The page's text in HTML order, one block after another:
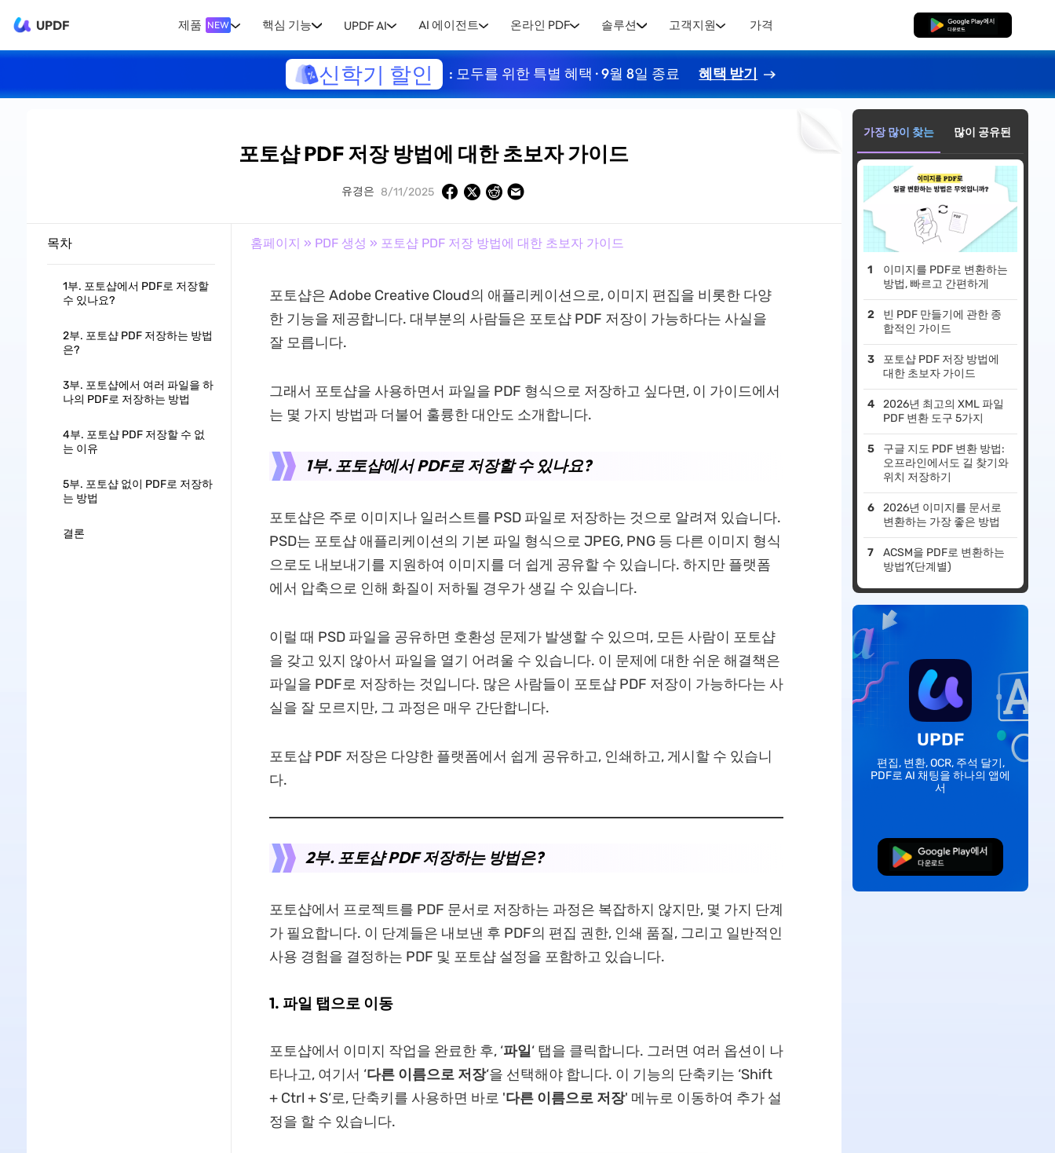
UPDF 제품 NEW 핵심 기능 UPDF AI AI 에이전트 온라인 PDF 솔루션 고객지원 가격 무료로 다운로드
신학기 할인 : 모두를 위한 특별 혜택 · 9월 8일 종료 혜택 받기
포토샵 PDF 저장 방법에 대한 초보자 가이드
유경은 8/11/2025
목차
1부. 포토샵에서 PDF로 저장할
수 있나요?
2부. 포토샵 PDF 저장하는 방법
은?
3부. 포토샵에서 여러 파일을 하
나의 PDF로 저장하는 방법
4부. 포토샵 PDF 저장할 수 없
는 이유
5부. 포토샵 없이 PDF로 저장하
는 방법
결론
홈페이지 » PDF 생성 » 포토샵 PDF 저장 방법에 대한 초보자 가이드
포토샵은 Adobe Creative Cloud의 애플리케이션으로, 이미지 편집을 비롯한 다양
한 기능을 제공합니다. 대부분의 사람들은 포토샵 PDF 저장이 가능하다는 사실을
잘 모릅니다.
그래서 포토샵을 사용하면서 파일을 PDF 형식으로 저장하고 싶다면, 이 가이드에서
는 몇 가지 방법과 더불어 훌륭한 대안도 소개합니다.
1부. 포토샵에서 PDF로 저장할 수 있나요?
포토샵은 주로 이미지나 일러스트를 PSD 파일로 저장하는 것으로 알려져 있습니다.
PSD는 포토샵 애플리케이션의 기본 파일 형식으로 JPEG, PNG 등 다른 이미지 형식
으로도 내보내기를 지원하여 이미지를 더 쉽게 공유할 수 있습니다. 하지만 플랫폼
에서 압축으로 인해 화질이 저하될 경우가 생길 수 있습니다.
이럴 때 PSD 파일을 공유하면 호환성 문제가 발생할 수 있으며, 모든 사람이 포토샵
을 갖고 있지 않아서 파일을 열기 어려울 수 있습니다. 이 문제에 대한 쉬운 해결책은
파일을 PDF로 저장하는 것입니다. 많은 사람들이 포토샵 PDF 저장이 가능하다는 사
실을 잘 모르지만, 그 과정은 매우 간단합니다.
포토샵 PDF 저장은 다양한 플랫폼에서 쉽게 공유하고, 인쇄하고, 게시할 수 있습니
다.
2부. 포토샵 PDF 저장하는 방법은?
포토샵에서 프로젝트를 PDF 문서로 저장하는 과정은 복잡하지 않지만, 몇 가지 단계
가 필요합니다. 이 단계들은 내보낸 후 PDF의 편집 권한, 인쇄 품질, 그리고 일반적인
사용 경험을 결정하는 PDF 및 포토샵 설정을 포함하고 있습니다.
1. 파일 탭으로 이동
포토샵에서 이미지 작업을 완료한 후, ‘파일‘ 탭을 클릭합니다. 그러면 여러 옵션이 나
타나고, 여기서 ‘다른 이름으로 저장‘을 선택해야 합니다. 이 기능의 단축키는 ‘Shift
+ Ctrl + S‘로, 단축키를 사용하면 바로 '다른 이름으로 저장' 메뉴로 이동하여 추가 설
정을 할 수 있습니다.
가장 많이 찾는 많이 공유된
이미지를 PDF로 변환하는
방법, 빠르고 간편하게
빈 PDF 만들기에 관한 종
합적인 가이드
포토샵 PDF 저장 방법에
대한 초보자 가이드
2026년 최고의 XML 파일
PDF 변환 도구 5가지
구글 지도 PDF 변환 방법:
오프라인에서도 길 찾기와
위치 저장하기
2026년 이미지를 문서로
변환하는 가장 좋은 방법
ACSM을 PDF로 변환하는
방법?(단계별)
UPDF
편집, 변환, OCR, 주석 달기,
PDF로 AI 채팅을 하나의 앱에
서
무료로 다운로드